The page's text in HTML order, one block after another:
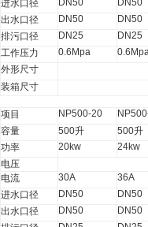
进水口径
DN50
DN50
出水口径
DN50
DN50
排污口径
DN25
DN25
工作压力
0.6Mpa
外形尺寸
装箱尺寸
项目 NP500-20
容量
500升 500升
功率
20kw
24kw
电压
电流
30A
36A
进水口径
DN50
DN50
出水口径
DN50
DN50